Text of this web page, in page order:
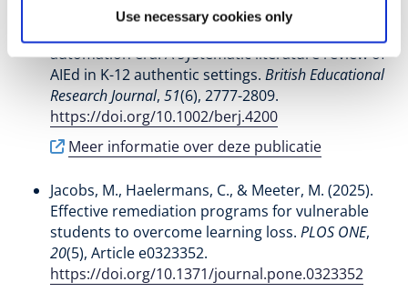
Use necessary cookies only
, Haelermans, C., Molenaar, I., & Segers,
automation era: A systematic literature review of
AIEd in K-12 authentic settings. British Educational
Research Journal, 51(6), 2777-2809.
https://doi.org/10.1002/berj.4200
Meer informatie over deze publicatie
Jacobs, M., Haelermans, C., & Meeter, M. (2025).
Effective remediation programs for vulnerable
students to overcome learning loss. PLOS ONE,
20(5), Article e0323352.
https://doi.org/10.1371/journal.pone.0323352